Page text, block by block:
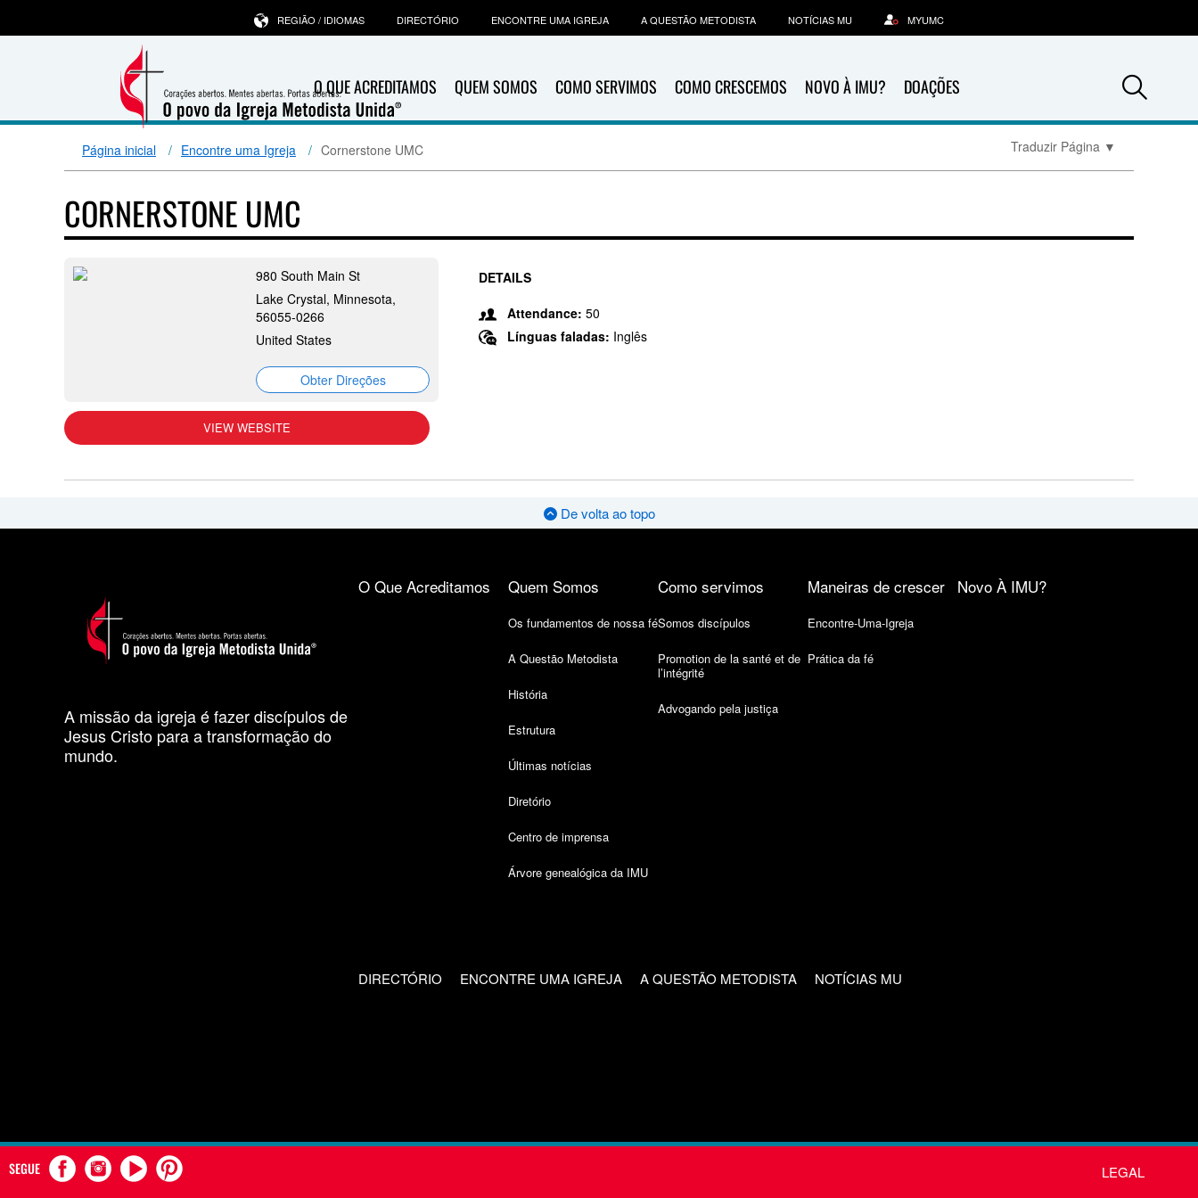
O QUE ACREDITAMOS QUEM SOMOS COMO SERVIMOS COMO CRESCEMOS NOVO À IMU? DOAÇÕES
REGIÃO / IDIOMAS DIRECTÓRIO ENCONTRE UMA IGREJA A QUESTÃO METODISTA NOTÍCIAS MU MYUMC
Página inicial Encontre uma Igreja Cornerstone UMC Traduzir Página ▼
CORNERSTONE UMC
980 South Main St
Lake Crystal, Minnesota,
56055-0266
United States
Obter Direções
VIEW WEBSITE
DETAILS
Attendance: 50
Línguas faladas: Inglês
De volta ao topo
A missão da igreja é fazer discípulos de
Jesus Cristo para a transformação do
mundo.
O Que Acreditamos Quem Somos
Os fundamentos de nossa fé
A Questão Metodista
História
Estrutura
Últimas notícias
Diretório
Centro de imprensa
Árvore genealógica da IMU
Como servimos
Somos discípulos
Promotion de la santé et de
l’intégrité
Advogando pela justiça
Maneiras de crescer
Encontre-Uma-Igreja
Prática da fé
Novo À IMU?
DIRECTÓRIO ENCONTRE UMA IGREJA A QUESTÃO METODISTA NOTÍCIAS MU
SEGUE LEGAL